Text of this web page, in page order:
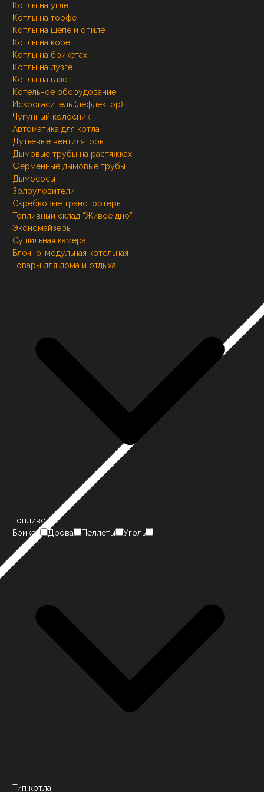
Котлы на угле
Котлы на торфе
Котлы на щепе и опиле
Котлы на коре
Котлы на брикетах
Котлы на лузге
Котлы на газе
Котельное оборудование
Искрогаситель (дефлектор)
Чугунный колосник
Автоматика для котла
Дутьевые вентиляторы
Дымовые трубы на растяжках
Ферменные дымовые трубы
Дымососы
Золоуловители
Скребковые транспортеры
Топливный склад “Живое дно”
Экономайзеры
Сушильная камера
Блочно-модульная котельная
Товары для дома и отдыха
Топливо
Брикет
Дрова Пеллеты Уголь
Тип котла